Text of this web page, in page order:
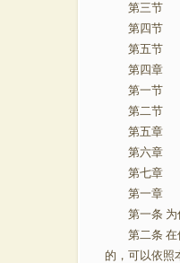
第三节
第四节
第五节
第四
第一
第二
第五
第六
第七
第一
第一条 为
第二条 在借
的，可以依